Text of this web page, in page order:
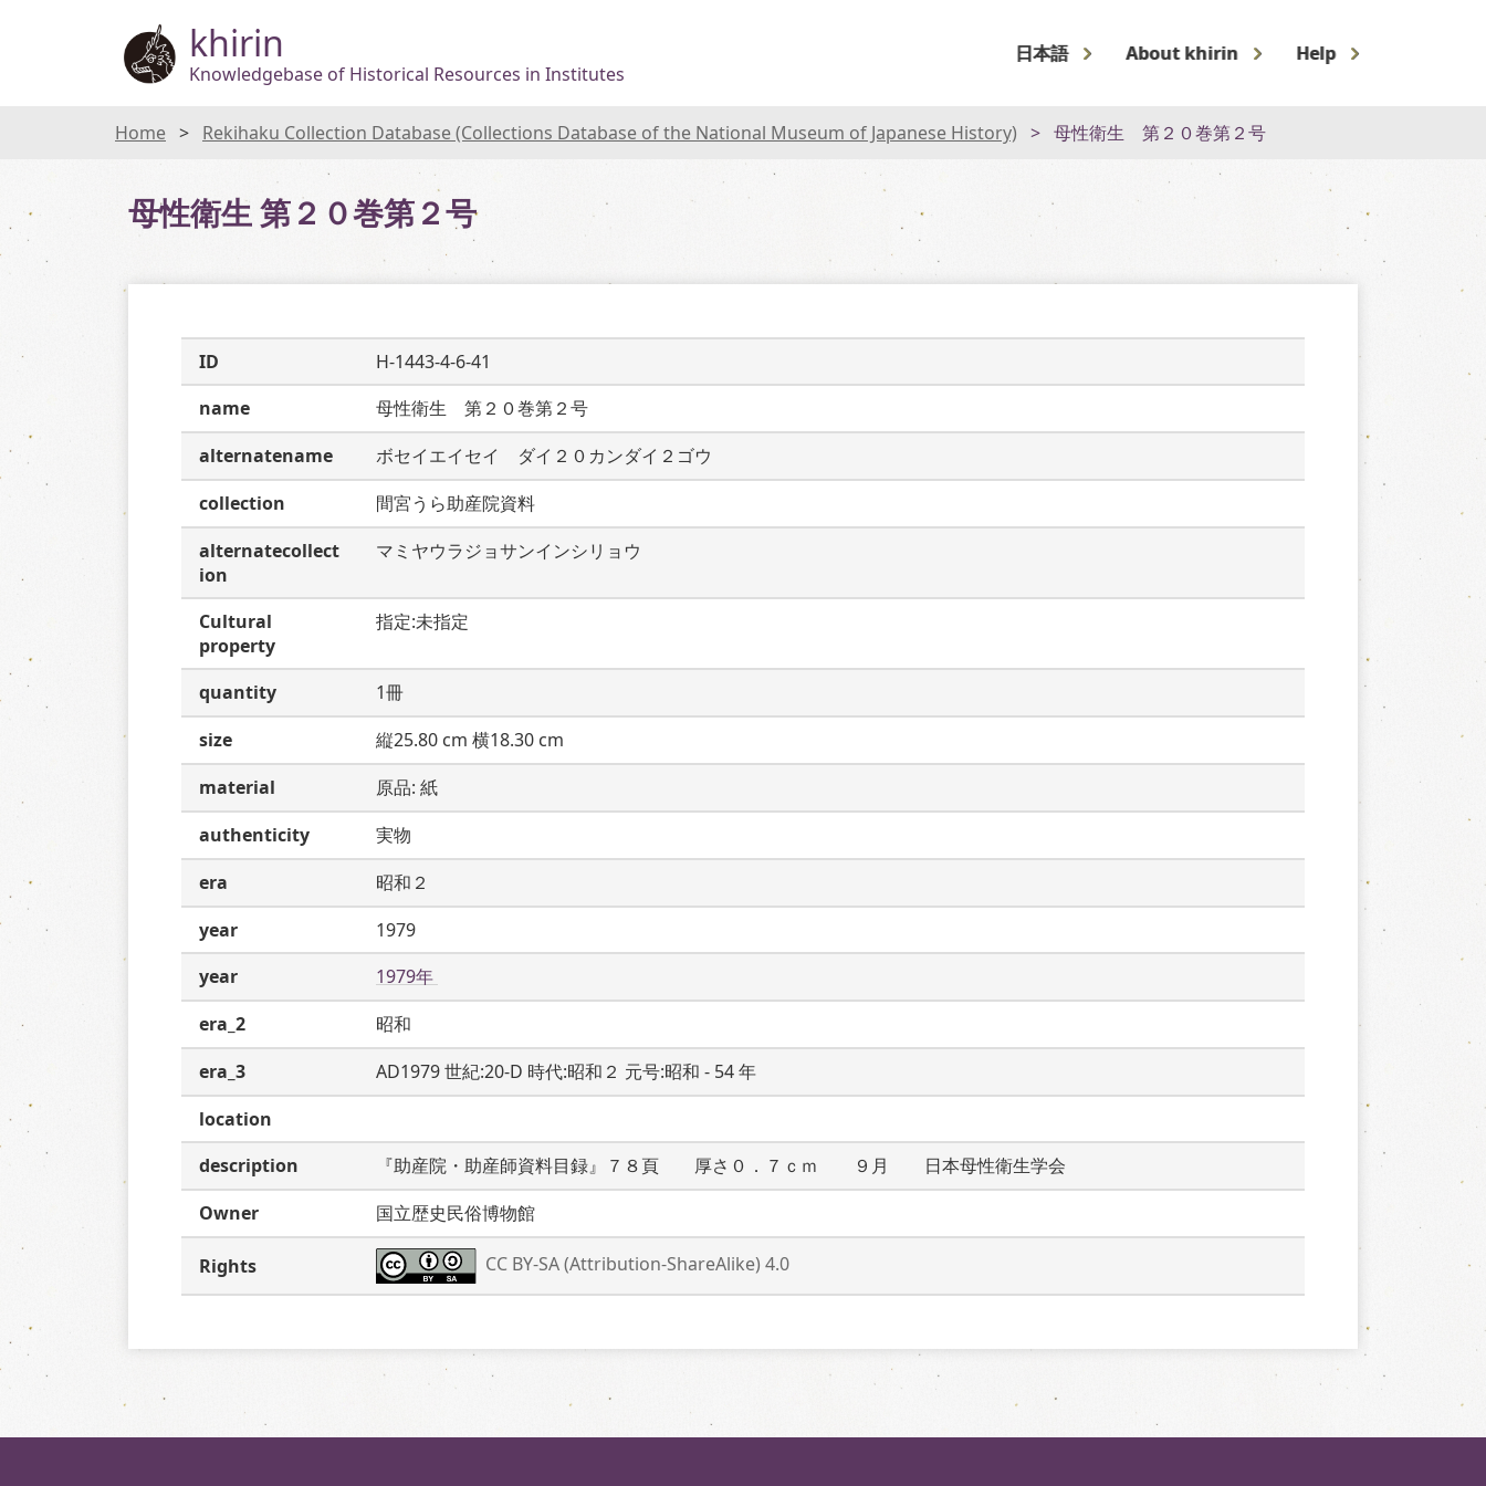
khirin
Knowledgebase of Historical Resources in Institutes
日本語 About khirin Help
Home Rekihaku Collection Database (Collections Database of the National Museum of Japanese History) 母性衛生 第２０巻第２号
母性衛生 第２０巻第２号
ID
H-1443-4-6-41
name
母性衛生　第２０巻第２号
alternatename
ボセイエイセイ　ダイ２０カンダイ２ゴウ
collection
間宮うら助産院資料
alternatecollect
ion
マミヤウラジョサンインシリョウ
Cultural
property
指定:未指定
quantity
1冊
size
縦25.80 cm 横18.30 cm
material
原品: 紙
authenticity
実物
era
昭和２
year
1979
year
1979年
era_2
昭和
era_3
AD1979 世紀:20-D 時代:昭和２ 元号:昭和 - 54 年
location
description
『助産院・助産師資料目録』７８頁　　厚さ０．７ｃｍ　　９月　　日本母性衛生学会
Owner
国立歴史民俗博物館
Rights CC BY-SA (Attribution-ShareAlike) 4.0